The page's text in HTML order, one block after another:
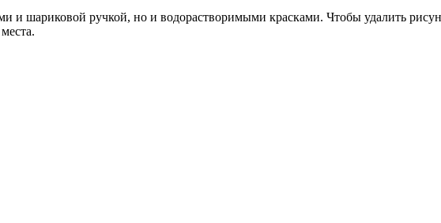
и шариковой ручкой, но и водорастворимыми красками. Чтобы удалить